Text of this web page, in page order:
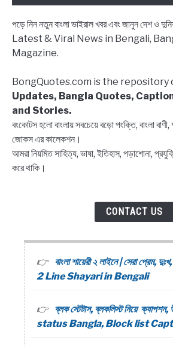
PDF
পড়ে নিন নতুন বাংলা ভাইরাল খবর এবং জানুন দেশ ও
Latest & Viral News in Bengali,
Magazine.
BongQuotes.com is the repository
Updates, Bangla Quotes,
and Stories.
বংকোটস হলো বাংলায় সবচেয়ে বড়ো পংক্তি, বাংলা বাণী,
জোকস এর কালেকশন।
আমরা নিয়মিত সাহিত্য, ভাষা, ইতিহাস, পড়াশোনা,
করে থাকি।
CONTACT US
বাংলা শায়েরী ২ লাইনে | সেরা প্রেম,
2 Line Shayari in Bengali
ব্লক স্টেটাস, ব্লকলিস্ট নিয়ে
status Bangla, Block list